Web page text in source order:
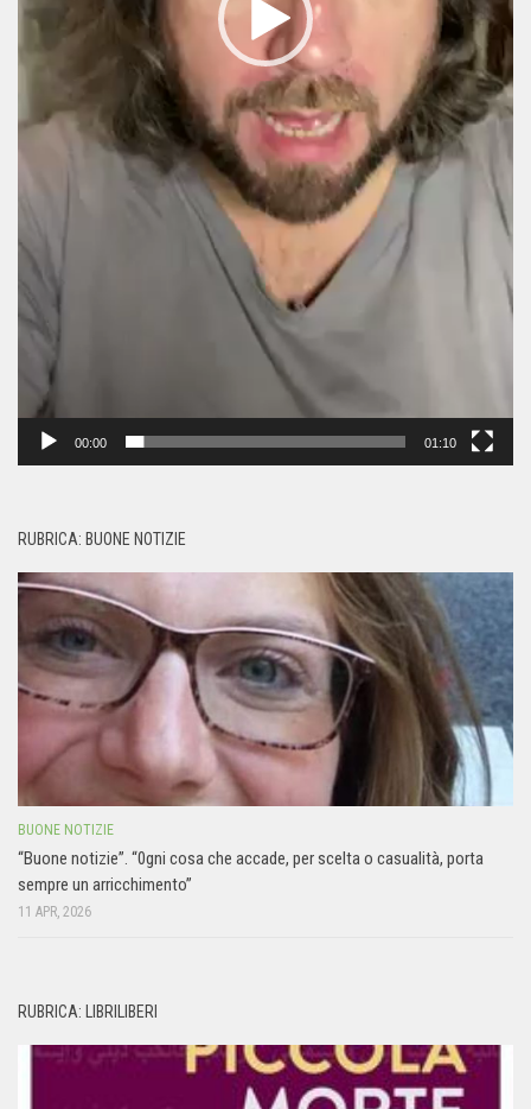
00:00 01:10
RUBRICA: BUONE NOTIZIE
BUONE NOTIZIE
“Buone notizie”. “0gni cosa che accade, per scelta o casualità, porta
sempre un arricchimento”
11 APR, 2026
RUBRICA: LIBRILIBERI